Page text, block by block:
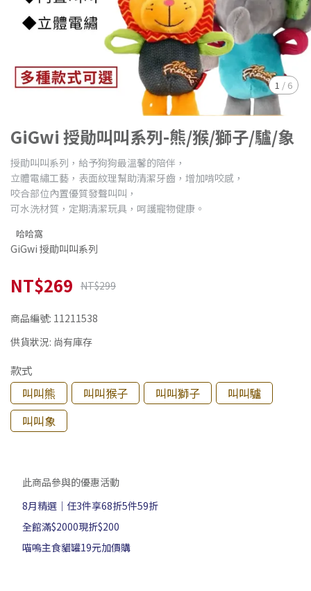
1 / 6
GiGwi 授勛叫叫系列-熊/猴/獅子/驢/象
授勛叫叫系列，給予狗狗最溫馨的陪伴，
立體電繡工藝，表面紋理幫助清潔牙齒，增加啃咬感，
咬合部位內置優質發聲叫叫，
可水洗材質，定期清潔玩具，呵護寵物健康。
哈哈窩
GiGwi 授勛叫叫系列
NT$269 NT$299
商品編號: 11211538
供貨狀況: 尚有庫存
款式
叫叫熊
叫叫猴子 叫叫獅子
叫叫驢
叫叫象
此商品參與的優惠活動
8月精選｜任3件享68折5件59折
全館滿$2000現折$200
喵嗚主食貓罐19元加價購